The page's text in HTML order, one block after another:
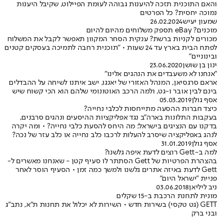
והאם התוכנית תזכה להיענות גבוהה לעומת הפיילוט, שקיבל היענות
נמוכה יחסית? כל הפרטים
שמעון יעיש26.02.2024
מוכנים? eBay תספק משלוחים מהיום להיום
מכורים לקניות ברשת? ענקית הסחר המקוון תאפשר לקבל את המשלוח
לפתח הבית בארץ עד 24 שעות • "תוכנית רחבה לתמיכה בעסקים קטנים
ובינוניים"
ינון בן שושן23.06.2020
"אנחנו לא משעבדים את הנהגים אלינו"
אראם סרגסיאן, המנהל האזורי של יאנגו, ישב איתנו לשיחה על ההבדלים
בינם לבין אובר ו-גט, ולמה הרכב האוטונומי שלהם הוא הכי קשוח שיש
אסף גולן05.03.2019
כיצד חברות ההסעה מתייחסות לכלבי נחייה?
בעקבות התלונות בארה"ב נגד אפליקציות ההיסעים ונהגים סרבנים,
בדקנו עם הנציגים בישראל: מה היחס להסעת כלבי נחייה? • ומה יקרה
לנהג באפליקציה שיסרב להעלות לרכבו כלב נחייה או כלב עזר של נכה?
אסף גולן31.01.2019
למה ב-Gett רוצים לדעת איפה גלשנו?
בהצהרת הפרטיות של Gett הסתתר לו סעיף קטן - שאנחנו מאשרים ל-
Gett לדעת באיזה אתרים גלשנו ולמשך כמה זמן • הסעיף הוסר לאחר
פניית "ישראל היום"
ניב ליליאן03.06.2018
מונית לתחנת הרכבת ב-15 שקלים
GETT (גט טקסי) בשירות חדש • השירות לא יכלול את תחנות ת"א, נתב"ג
ובני ברק